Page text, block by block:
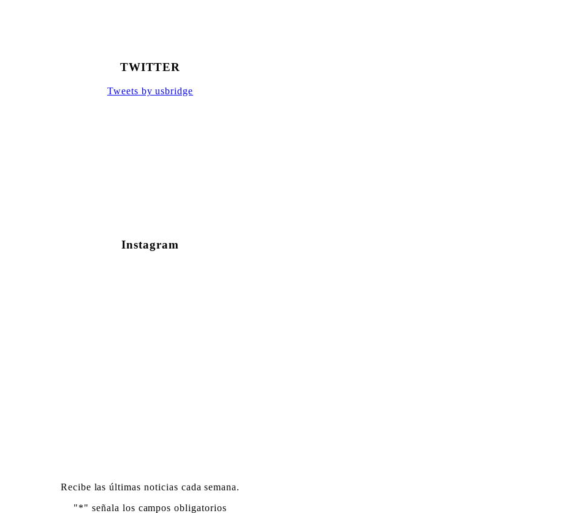
TWITTER
Tweets by usbridge
Instagram
Recibe las últimas noticias cada semana.
"*" señala los campos obligatorios